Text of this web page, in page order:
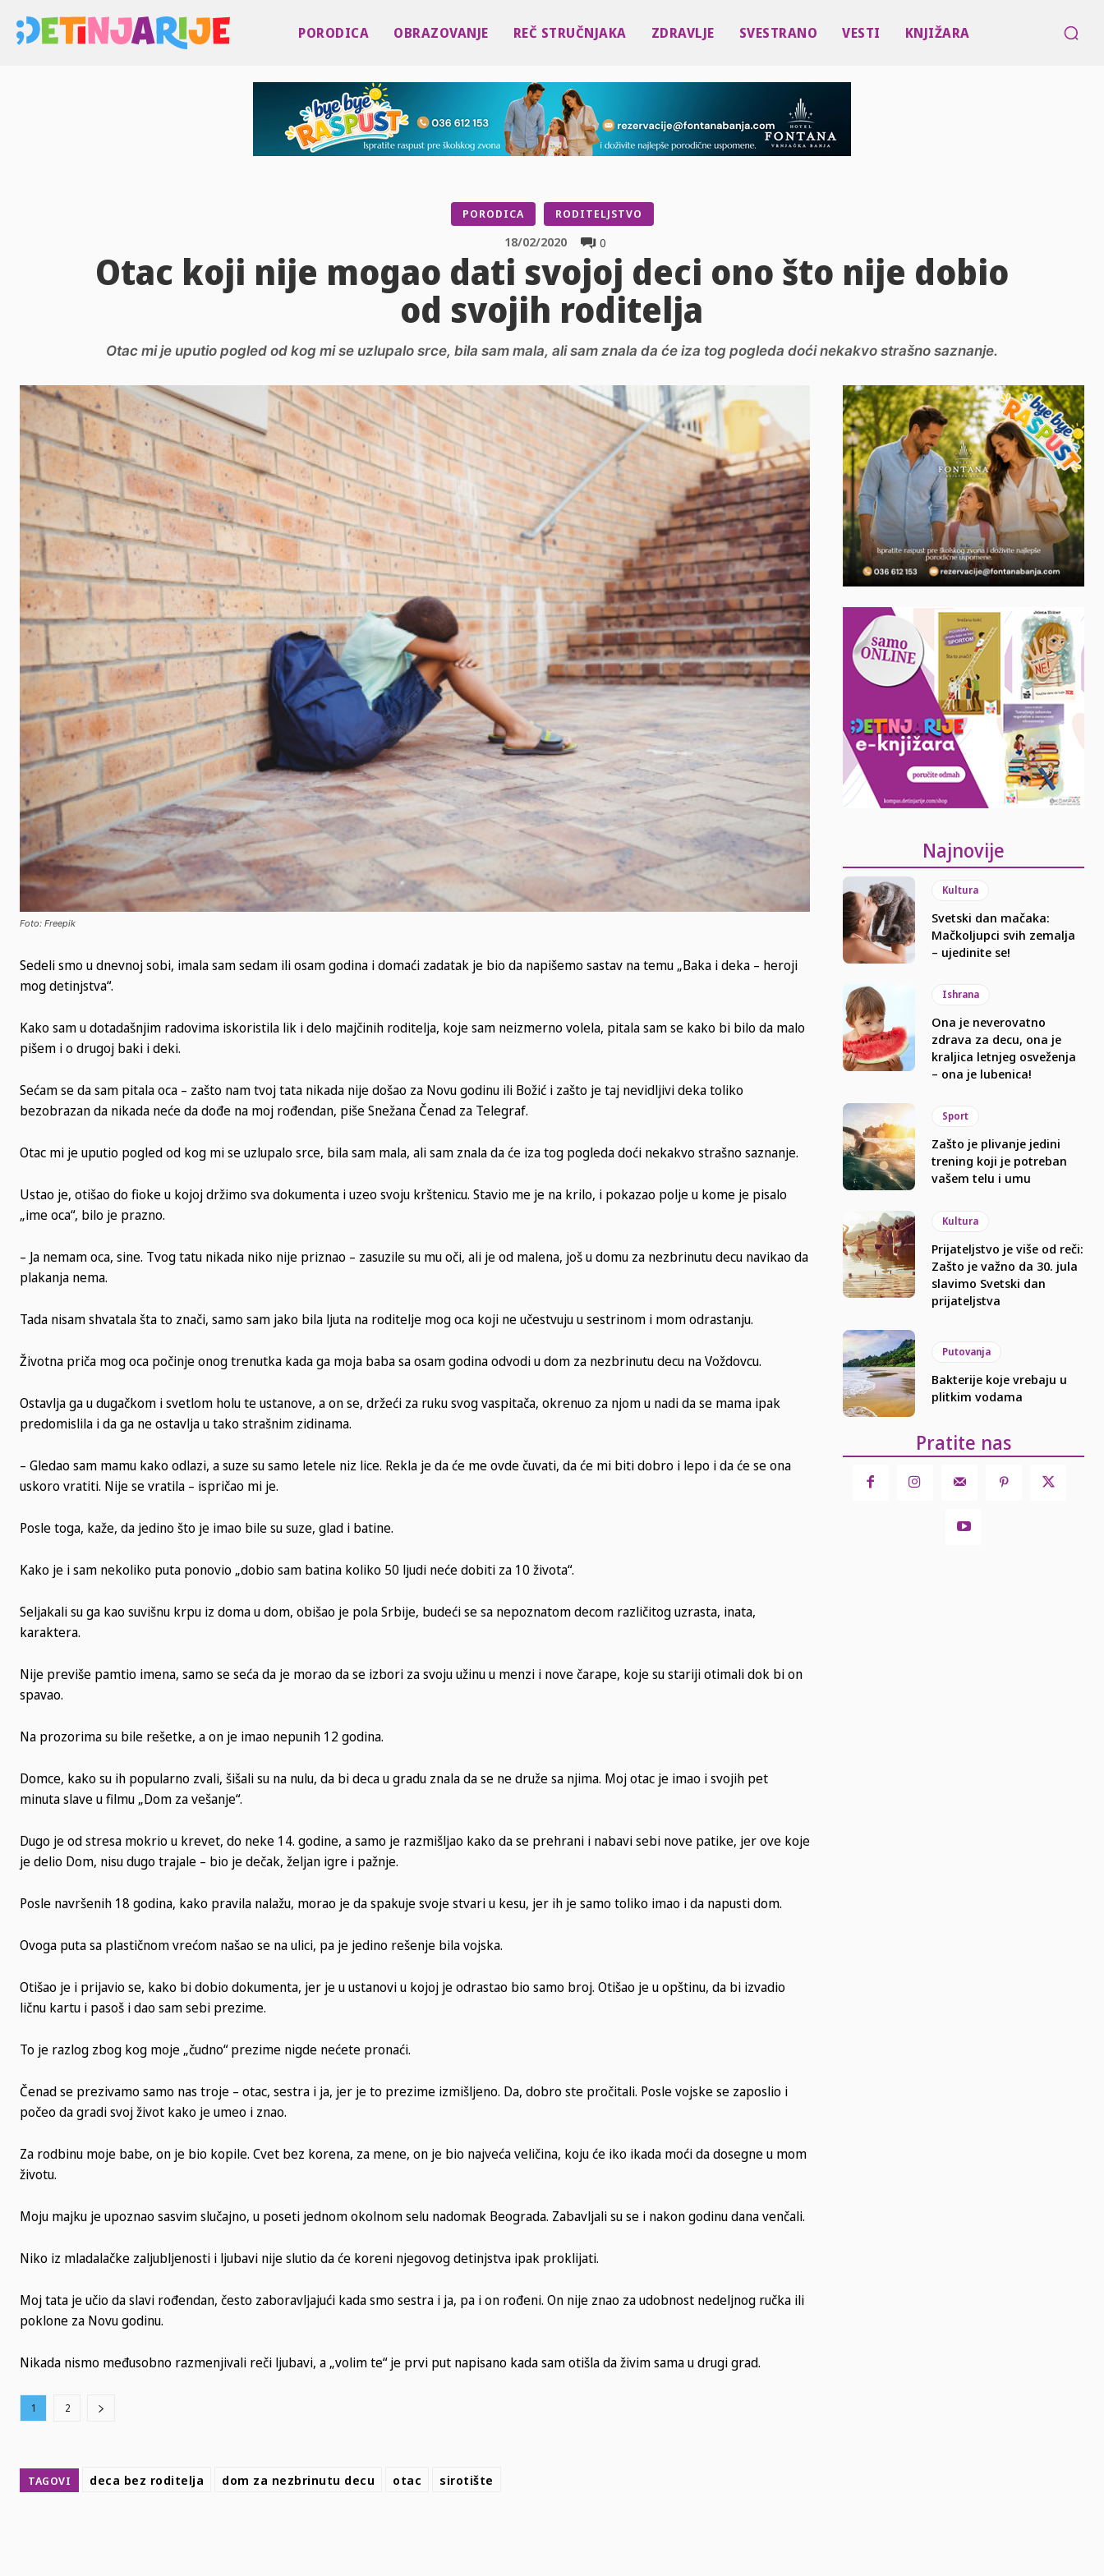
PORODICA OBRAZOVANJE REČ STRUČNJAKA ZDRAVLJE SVESTRANO VESTI KNJIŽARA
PORODICA RODITELJSTVO
0
18/02/2020
Otac koji nije mogao dati svojoj deci ono što nije dobio
od svojih roditelja
Otac mi je uputio pogled od kog mi se uzlupalo srce, bila sam mala, ali sam znala da će iza tog pogleda doći nekakvo strašno saznanje.
Foto: Freepik
Sedeli smo u dnevnoj sobi, imala sam sedam ili osam godina i domaći zadatak je bio da napišemo sastav na temu „Baka i deka – heroji
mog detinjstva“.
Kako sam u dotadašnjim radovima iskoristila lik i delo majčinih roditelja, koje sam neizmerno volela, pitala sam se kako bi bilo da malo
pišem i o drugoj baki i deki.
Sećam se da sam pitala oca – zašto nam tvoj tata nikada nije došao za Novu godinu ili Božić i zašto je taj nevidljivi deka toliko
bezobrazan da nikada neće da dođe na moj rođendan, piše Snežana Čenad za Telegraf.
Otac mi je uputio pogled od kog mi se uzlupalo srce, bila sam mala, ali sam znala da će iza tog pogleda doći nekakvo strašno saznanje.
Ustao je, otišao do fioke u kojoj držimo sva dokumenta i uzeo svoju krštenicu. Stavio me je na krilo, i pokazao polje u kome je pisalo
„ime oca“, bilo je prazno.
– Ja nemam oca, sine. Tvog tatu nikada niko nije priznao – zasuzile su mu oči, ali je od malena, još u domu za nezbrinutu decu navikao da
plakanja nema.
Tada nisam shvatala šta to znači, samo sam jako bila ljuta na roditelje mog oca koji ne učestvuju u sestrinom i mom odrastanju.
Životna priča mog oca počinje onog trenutka kada ga moja baba sa osam godina odvodi u dom za nezbrinutu decu na Voždovcu.
Ostavlja ga u dugačkom i svetlom holu te ustanove, a on se, držeći za ruku svog vaspitača, okrenuo za njom u nadi da se mama ipak
predomislila i da ga ne ostavlja u tako strašnim zidinama.
– Gledao sam mamu kako odlazi, a suze su samo letele niz lice. Rekla je da će me ovde čuvati, da će mi biti dobro i lepo i da će se ona
uskoro vratiti. Nije se vratila – ispričao mi je.
Posle toga, kaže, da jedino što je imao bile su suze, glad i batine.
Kako je i sam nekoliko puta ponovio „dobio sam batina koliko 50 ljudi neće dobiti za 10 života“.
Seljakali su ga kao suvišnu krpu iz doma u dom, obišao je pola Srbije, budeći se sa nepoznatom decom različitog uzrasta, inata,
karaktera.
Nije previše pamtio imena, samo se seća da je morao da se izbori za svoju užinu u menzi i nove čarape, koje su stariji otimali dok bi on
spavao.
Na prozorima su bile rešetke, a on je imao nepunih 12 godina.
Domce, kako su ih popularno zvali, šišali su na nulu, da bi deca u gradu znala da se ne druže sa njima. Moj otac je imao i svojih pet
minuta slave u filmu „Dom za vešanje“.
Dugo je od stresa mokrio u krevet, do neke 14. godine, a samo je razmišljao kako da se prehrani i nabavi sebi nove patike, jer ove koje
je delio Dom, nisu dugo trajale – bio je dečak, željan igre i pažnje.
Posle navršenih 18 godina, kako pravila nalažu, morao je da spakuje svoje stvari u kesu, jer ih je samo toliko imao i da napusti dom.
Ovoga puta sa plastičnom vrećom našao se na ulici, pa je jedino rešenje bila vojska.
Otišao je i prijavio se, kako bi dobio dokumenta, jer je u ustanovi u kojoj je odrastao bio samo broj. Otišao je u opštinu, da bi izvadio
ličnu kartu i pasoš i dao sam sebi prezime.
To je razlog zbog kog moje „čudno“ prezime nigde nećete pronaći.
Čenad se prezivamo samo nas troje – otac, sestra i ja, jer je to prezime izmišljeno. Da, dobro ste pročitali. Posle vojske se zaposlio i
počeo da gradi svoj život kako je umeo i znao.
Za rodbinu moje babe, on je bio kopile. Cvet bez korena, za mene, on je bio najveća veličina, koju će iko ikada moći da dosegne u mom
životu.
Moju majku je upoznao sasvim slučajno, u poseti jednom okolnom selu nadomak Beograda. Zabavljali su se i nakon godinu dana venčali.
Niko iz mladalačke zaljubljenosti i ljubavi nije slutio da će koreni njegovog detinjstva ipak proklijati.
Moj tata je učio da slavi rođendan, često zaboravljajući kada smo sestra i ja, pa i on rođeni. On nije znao za udobnost nedeljnog ručka ili
poklone za Novu godinu.
Nikada nismo međusobno razmenjivali reči ljubavi, a „volim te“ je prvi put napisano kada sam otišla da živim sama u drugi grad.
1 2
TAGOVI deca bez roditelja dom za nezbrinutu decu otac sirotište
Najnovije
Kultura
Svetski dan mačaka:
Mačkoljupci svih zemalja
– ujedinite se!
Ishrana
Ona je neverovatno
zdrava za decu, ona je
kraljica letnjeg osveženja
– ona je lubenica!
Sport
Zašto je plivanje jedini
trening koji je potreban
vašem telu i umu
Kultura
Prijateljstvo je više od reči:
Zašto je važno da 30. jula
slavimo Svetski dan
prijateljstva
Putovanja
Bakterije koje vrebaju u
plitkim vodama
Pratite nas